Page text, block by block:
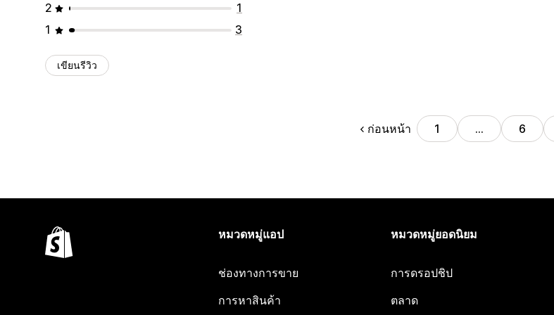
2
1
1
3
เขียนรีวิว
ก่อนหน้า 1 … 6
หมวดหมู่แอป
ช่องทางการขาย
การหาสินค้า
หมวดหมู่ยอดนิยม
การดรอปชิป
ตลาด